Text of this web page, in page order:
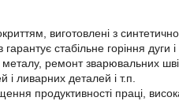
виготовлені з
стабільне горіння дуги і
ремонт зварювальних
і ливарних деталей і т.п.
продуктивності праці,